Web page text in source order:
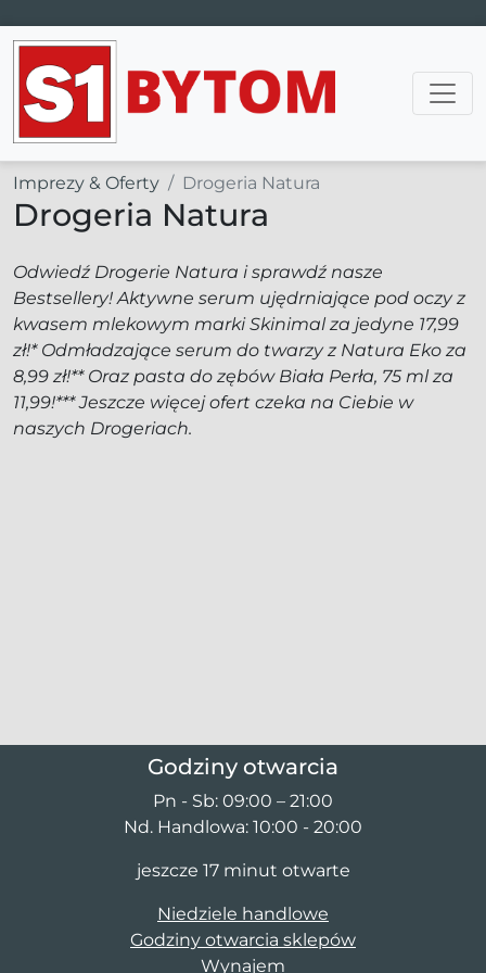
Main Navigation
Imprezy & Oferty Drogeria Natura
Drogeria Natura
Odwiedź Drogerie Natura i sprawdź nasze
Bestsellery! Aktywne serum ujędrniające pod oczy z
kwasem mlekowym marki Skinimal za jedyne 17,99
zł!* Odmładzające serum do twarzy z Natura Eko za
8,99 zł!** Oraz pasta do zębów Biała Perła, 75 ml za
11,99!*** Jeszcze więcej ofert czeka na Ciebie w
naszych Drogeriach.
Godziny otwarcia
Pn - Sb: 09:00 – 21:00
Nd. Handlowa: 10:00 - 20:00
jeszcze 17 minut otwarte
Niedziele handlowe
Godziny otwarcia sklepów
Wynajem